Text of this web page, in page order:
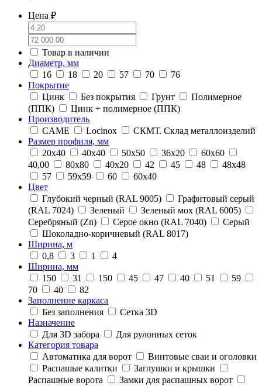
Цена ₽
Товар в наличии
Диаметр, мм
16
18 20 57 70
76
Покрытие
Цинк
Без покрытия Грунт
Полимерное
(ППК)
Цинк + полимерное (ППК)
Производитель
CAME
Locinox
СКМТ. Склад металлоизделий
Размер профиля, мм
20х40
40х40 50х50 36х20
60х60
40,00
80х80 40х20 42 45 48
48х48
57
59х59 60
60х40
Цвет
Глубокий черный (RAL 9005)
Графитовый серый
(RAL 7024)
Зеленый
Зеленый мох (RAL 6005)
Серебряный (Zn)
Серое окно (RAL 7040)
Серый
Шоколадно-коричневый (RAL 8017)
Ширина, м
0,8
3 1
4
Ширина, мм
150
31 150 45 47 40 51
59
70
40
82
Заполнение каркаса
Без заполнения
Сетка 3D
Назначение
Для 3D забора
Для рулонных сеток
Категория товара
Автоматика для ворот
Винтовые сваи и оголовки
Распашые калитки
Заглушки и крышки
Распашные ворота
Замки для распашных ворот